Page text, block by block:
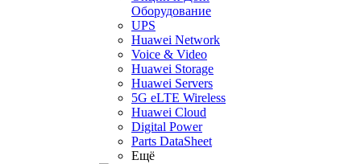
Оборудование
UPS
Huawei Network
Voice & Video
Huawei Storage
Huawei Servers
5G eLTE Wireless
Huawei Cloud
Digital Power
Parts DataSheet
Ещё